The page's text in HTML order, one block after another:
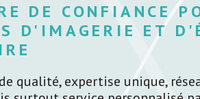
DE CONFIANCE
D'IMAGERIE ET
qualité, expertise unique,